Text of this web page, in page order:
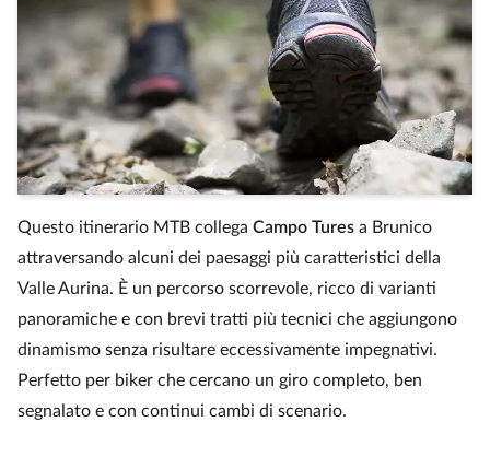
Questo itinerario MTB collega Campo Tures a Brunico
attraversando alcuni dei paesaggi più caratteristici della
Valle Aurina. È un percorso scorrevole, ricco di varianti
panoramiche e con brevi tratti più tecnici che aggiungono
dinamismo senza risultare eccessivamente impegnativi.
Perfetto per biker che cercano un giro completo, ben
segnalato e con continui cambi di scenario.